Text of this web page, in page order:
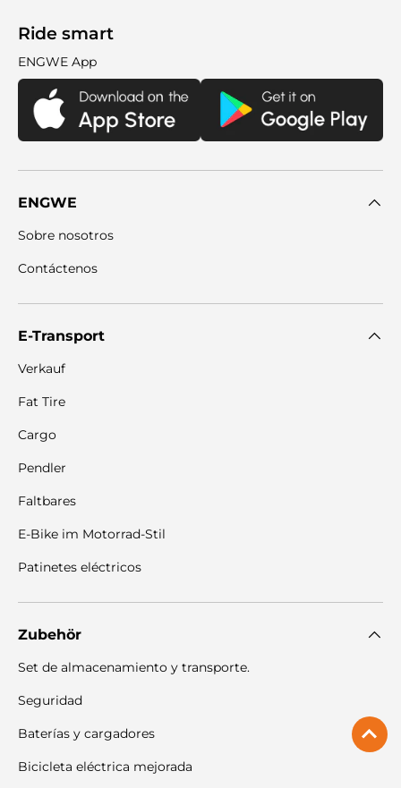
Ride smart
ENGWE App
ENGWE
Sobre nosotros
Contáctenos
E-Transport
Verkauf
Fat Tire
Cargo
Pendler
Faltbares
E-Bike im Motorrad-Stil
Patinetes eléctricos
Zubehör
Set de almacenamiento y transporte.
Seguridad
Baterías y cargadores
Bicicleta eléctrica mejorada